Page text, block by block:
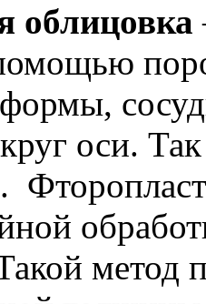
облицовка
оси.
метод